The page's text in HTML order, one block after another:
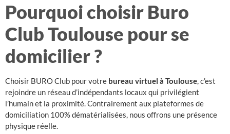
Pourquoi choisir Buro
Club Toulouse pour se
domicilier ?
Choisir BURO Club pour votre bureau virtuel à Toulouse, c’est
rejoindre un réseau d’indépendants locaux qui privilégient
l’humain et la proximité. Contrairement aux plateformes de
domiciliation 100% dématérialisées, nous offrons une présence
physique réelle.